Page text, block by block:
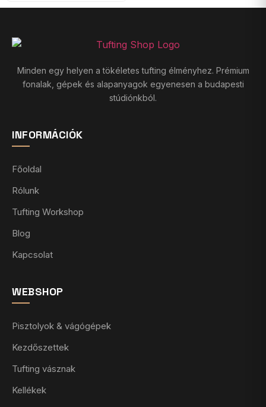
Minden egy helyen a tökéletes tufting élményhez. Prémium
fonalak, gépek és alapanyagok egyenesen a budapesti
stúdiónkból.
INFORMÁCIÓK
Főoldal
Rólunk
Tufting Workshop
Blog
Kapcsolat
WEBSHOP
Pisztolyok & vágógépek
Kezdőszettek
Tufting vásznak
Kellékek